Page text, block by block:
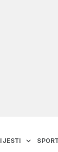
SPORT